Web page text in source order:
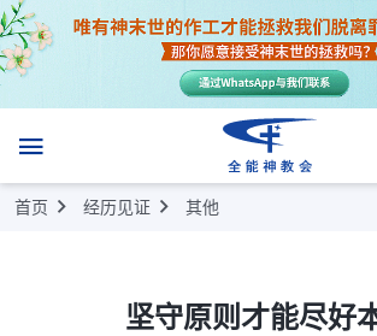
首页 经历见证 其他
坚守原则才能尽好